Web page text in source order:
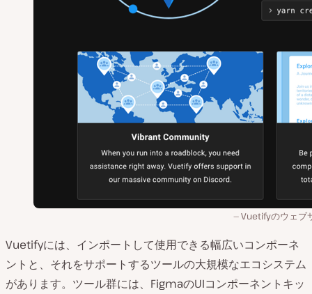
Vuetifyのウェブ
Vuetifyには、インポートして使用できる幅広いコンポーネ
ントと、それをサポートするツールの大規模なエコシステム
があります。ツール群には、FigmaのUIコンポーネントキッ